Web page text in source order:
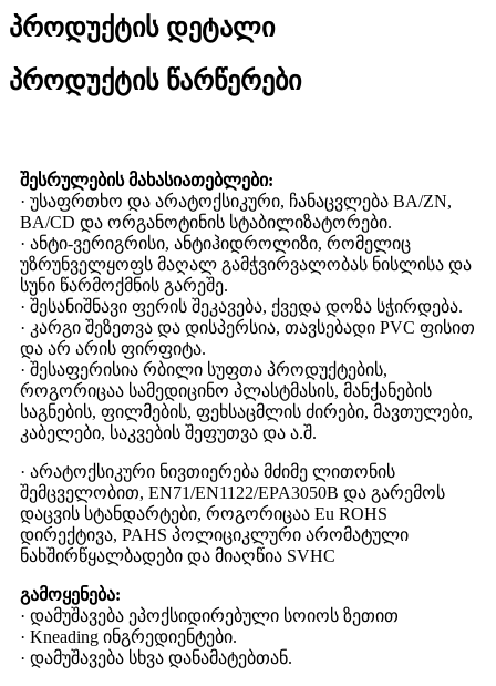
პროდუქტის დეტალი
პროდუქტის წარწერები
შესრულების მახასიათებლები:
· უსაფრთხო და არატოქსიკური, ჩანაცვლება BA/ZN,
BA/CD და ორგანოტინის სტაბილიზატორები.
· ანტი-ვერიგრისი, ანტიჰიდროლიზი, რომელიც
უზრუნველყოფს მაღალ გამჭვირვალობას ნისლისა და
სუნი წარმოქმნის გარეშე.
· შესანიშნავი ფერის შეკავება, ქვედა დოზა სჭირდება.
· კარგი შეზეთვა და დისპერსია, თავსებადი PVC ფისით
და არ არის ფირფიტა.
· შესაფერისია რბილი სუფთა პროდუქტების,
როგორიცაა სამედიცინო პლასტმასის, მანქანების
საგნების, ფილმების, ფეხსაცმლის ძირები, მავთულები,
კაბელები, საკვების შეფუთვა და ა.შ.
· არატოქსიკური ნივთიერება მძიმე ლითონის
შემცველობით, EN71/EN1122/EPA3050B და გარემოს
დაცვის სტანდარტები, როგორიცაა Eu ROHS
დირექტივა, PAHS პოლიციკლური არომატული
ნახშირწყალბადები და მიაღწია SVHC
გამოყენება:
· დამუშავება ეპოქსიდირებული სოიოს ზეთით
· Kneading ინგრედიენტები.
· დამუშავება სხვა დანამატებთან.